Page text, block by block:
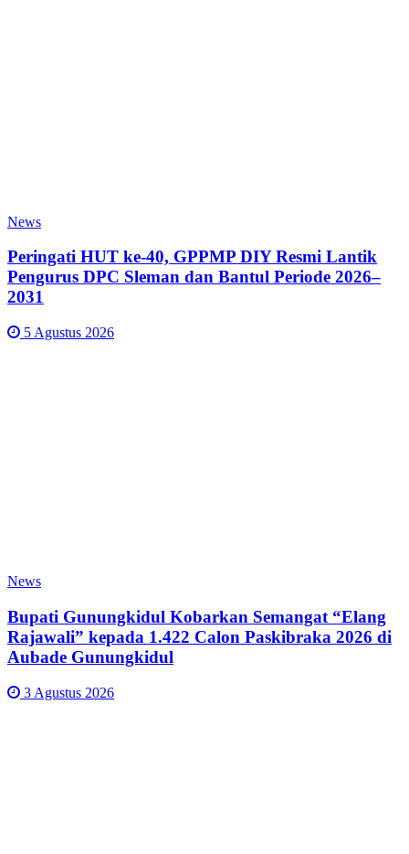
News
Peringati HUT ke-40, GPPMP DIY Resmi Lantik
Pengurus DPC Sleman dan Bantul Periode 2026–
2031
5 Agustus 2026
News
Bupati Gunungkidul Kobarkan Semangat “Elang
Rajawali” kepada 1.422 Calon Paskibraka 2026 di
Aubade Gunungkidul
3 Agustus 2026